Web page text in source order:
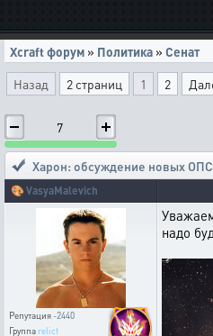
Xcraft форум » Политика » Сенат
Назад
2 страниц 1 2
7
Харон: обсуждение новых ОПС
🎨 VasyaMalevich
Репутация-2440
Группа relict
надо